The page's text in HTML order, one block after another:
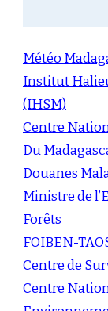
Météo
Institut
(IHSM)
Centre
Du
Douanes
Ministre de
Forêts
FOIBEN-
Centre de
Centre